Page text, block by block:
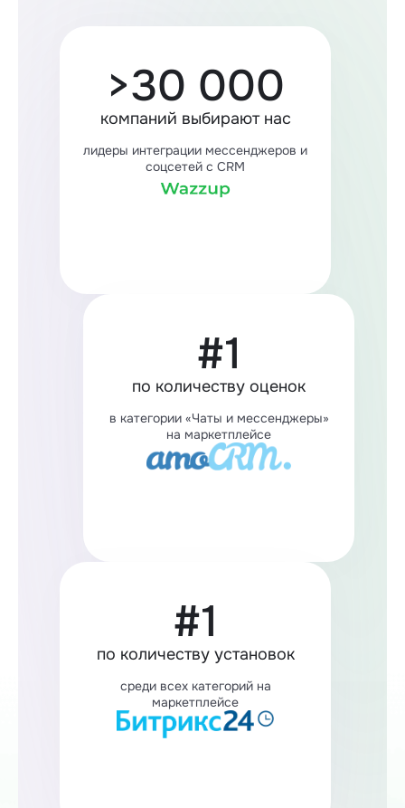
>30 000
компаний выбирают нас
лидеры интеграции мессенджеров и
соцсетей с CRM
#1
по количеству оценок
в категории «Чаты и мессенджеры»
на маркетплейсе
#1
по количеству установок
среди всех категорий на
маркетплейсе